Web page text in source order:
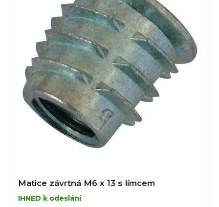
Matice závrtná M6 x 13 s límcem
IHNED k odeslání